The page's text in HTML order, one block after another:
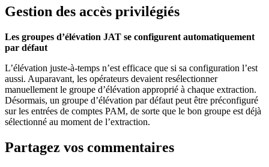
Gestion des accès privilégiés
Les groupes d’élévation JAT se configurent automatiquement
par défaut
L’élévation juste-à-temps n’est efficace que si sa configuration l’est
aussi. Auparavant, les opérateurs devaient resélectionner
manuellement le groupe d’élévation approprié à chaque extraction.
Désormais, un groupe d’élévation par défaut peut être préconfiguré
sur les entrées de comptes PAM, de sorte que le bon groupe est déjà
sélectionné au moment de l’extraction.
Partagez vos commentaires